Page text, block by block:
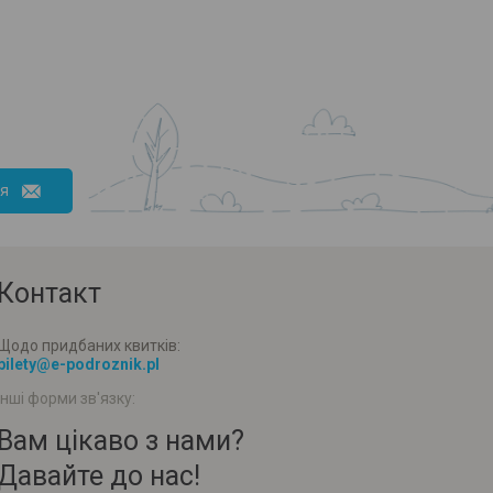
придбаних квитків:
podroznik.pl
форми зв'язку:
цікаво з нами?
до нас!